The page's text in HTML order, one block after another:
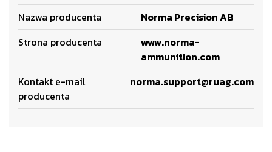
Nazwa producenta
Norma Precision AB
Strona producenta
www.norma-
ammunition.com
Kontakt e-mail
producenta
norma.support@ruag.com